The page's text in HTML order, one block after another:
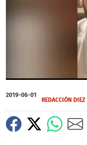
of
7
2019-06-01
REDACCIÓN DIEZ